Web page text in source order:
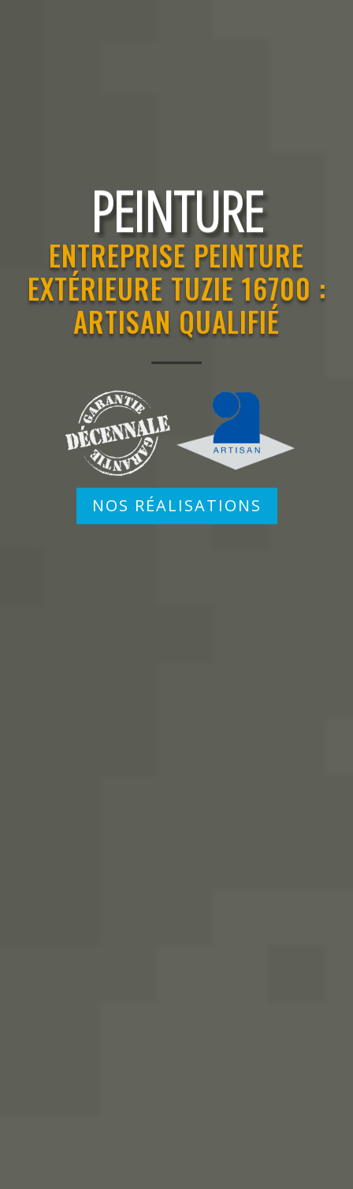
PEINTURE
RAVALEMENT
ENTREPRISE PEINTURE
EXTÉRIEURE TUZIE 16700 :
ARTISAN QUALIFIÉ
NOS RÉALISATIONS